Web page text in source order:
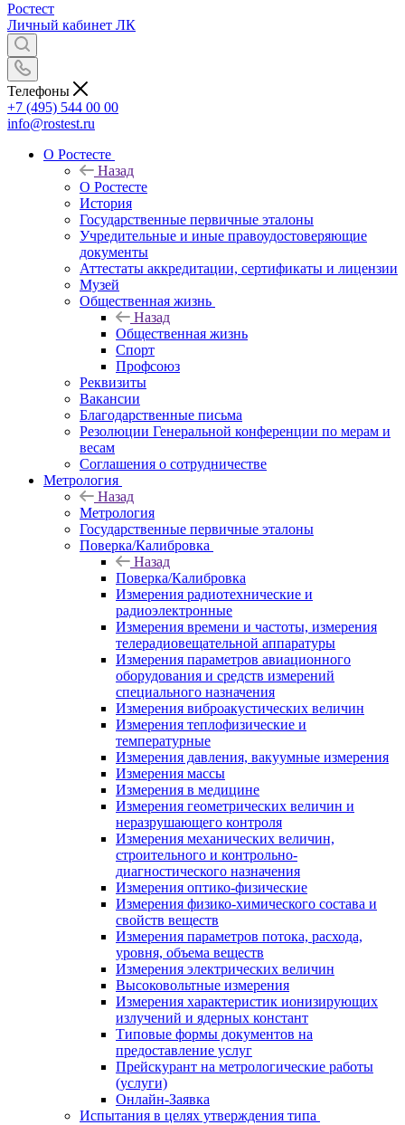
Ростест
Личный кабинет ЛК
Телефоны
+7 (495) 544 00 00
info@rostest.ru
О Ростесте
Назад
О Ростесте
История
Государственные первичные эталоны
Учредительные и иные правоудостоверяющие
документы
Аттестаты аккредитации, сертификаты и лицензии
Музей
Общественная жизнь
Назад
Общественная жизнь
Спорт
Профсоюз
Реквизиты
Вакансии
Благодарственные письма
Резолюции Генеральной конференции по мерам и
весам
Соглашения о сотрудничестве
Метрология
Назад
Метрология
Государственные первичные эталоны
Поверка/Калибровка
Назад
Поверка/Калибровка
Измерения радиотехнические и
радиоэлектронные
Измерения времени и частоты, измерения
телерадиовещательной аппаратуры
Измерения параметров авиационного
оборудования и средств измерений
специального назначения
Измерения виброакустических величин
Измерения теплофизические и
температурные
Измерения давления, вакуумные измерения
Измерения массы
Измерения в медицине
Измерения геометрических величин и
неразрушающего контроля
Измерения механических величин,
строительного и контрольно-
диагностического назначения
Измерения оптико-физические
Измерения физико-химического состава и
свойств веществ
Измерения параметров потока, расхода,
уровня, объема веществ
Измерения электрических величин
Высоковольтные измерения
Измерения характеристик ионизирующих
излучений и ядерных констант
Типовые формы документов на
предоставление услуг
Прейскурант на метрологические работы
(услуги)
Онлайн-Заявка
Испытания в целях утверждения типа